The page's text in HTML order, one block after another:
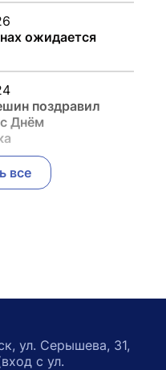
ожидается
поздравил
Днём
все
ул. Серышева, 31,
с ул.